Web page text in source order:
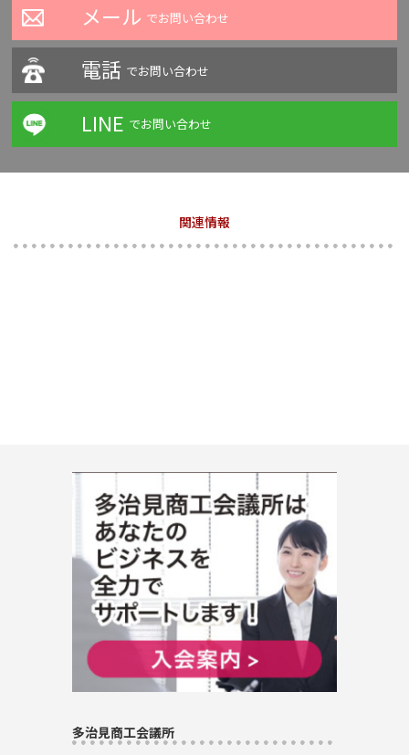
メール でお問い合わせ
電話 でお問い合わせ
LINE でお問い合わせ
関連情報
多治見商工会議所